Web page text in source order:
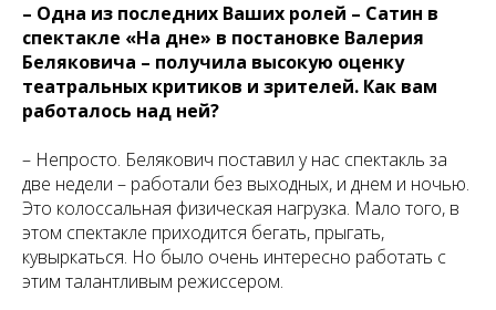
– Одна из последних Ваших ролей – Сатин в
спектакле «На дне» в постановке Валерия
Беляковича – получила высокую оценку
театральных критиков и зрителей. Как вам
работалось над ней?
– Непросто. Белякович поставил у нас спектакль за
две недели – работали без выходных, и днем и ночью.
Это колоссальная физическая нагрузка. Мало того, в
этом спектакле приходится бегать, прыгать,
кувыркаться. Но было очень интересно работать с
этим талантливым режиссером.